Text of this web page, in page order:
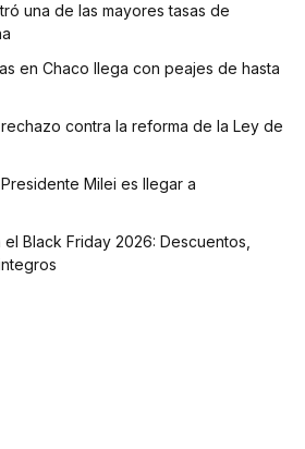
una de las mayores tasas de
en Chaco llega con peajes de hasta
contra la reforma de la Ley de
Milei es llegar a
Black Friday 2026: Descuentos,